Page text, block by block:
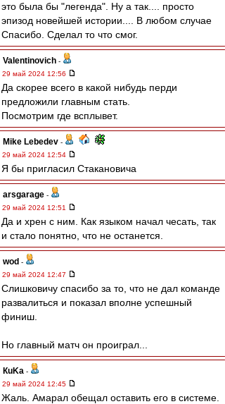
это была бы "легенда". Ну а так.... просто
эпизод новейшей истории.... В любом случае
Спасибо. Сделал то что смог.
Valentinovich -
29 май 2024 12:56
Да скорее всего в какой нибудь перди
предложили главным стать.
Посмотрим где всплывет.
Mike Lebedev -
29 май 2024 12:54
Я бы пригласил Стакановича
arsgarage -
29 май 2024 12:51
Да и хрен с ним. Как языком начал чесать, так
и стало понятно, что не останется.
wod -
29 май 2024 12:47
Слишковичу спасибо за то, что не дал команде
развалиться и показал вполне успешный
финиш.
Но главный матч он проиграл...
КuKa -
29 май 2024 12:45
Жаль. Амарал обещал оставить его в системе.